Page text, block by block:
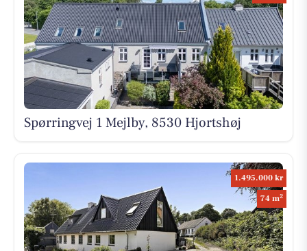
Spørringvej 1 Mejlby, 8530 Hjortshøj
1.495.000 kr
74 m2